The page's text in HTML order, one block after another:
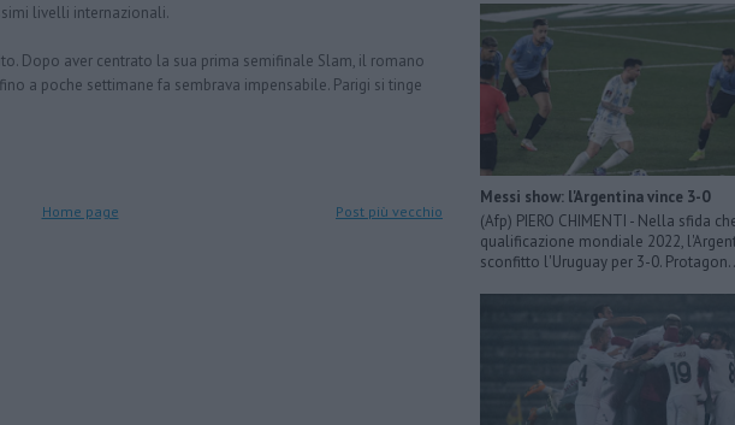
livelli internazionali.
Dopo aver centrato la sua prima semifinale Slam, il romano
a poche settimane fa sembrava impensabile. Parigi si tinge
Post più vecchio
Home page
Messi show: l'Argentina vince 3-0
(Afp) PIERO CHIMENTI - Nella sfida
qualificazione mondiale 2022,
sconfitto l'Uruguay per 3-0.